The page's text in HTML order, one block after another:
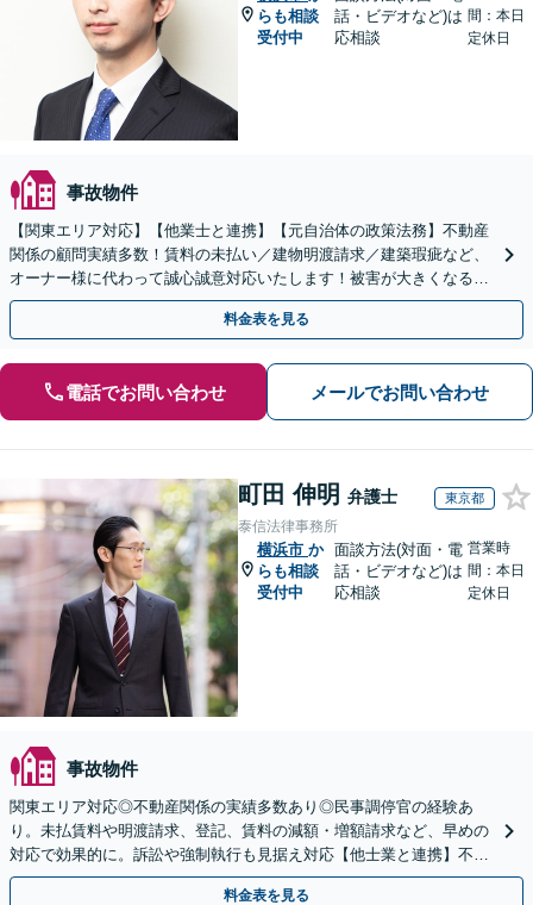
らも相談
受付中
話・ビデオなど)は
応相談
間：本日
定休日
事故物件
【関東エリア対応】【他業士と連携】【元自治体の政策法務】不動産
関係の顧問実績多数！賃料の未払い／建物明渡請求／建築瑕疵など、
オーナー様に代わって誠心誠意対応いたします！被害が大きくなる前
にご相談ください【初回来所相談30分無料】
料金表を見る
電話でお問い合わせ メールでお問い合わせ
町田 伸明 弁護士 東京都
泰信法律事務所
横浜市 か
らも相談
受付中
面談方法(対面・電
話・ビデオなど)は
応相談
営業時
間：本日
定休日
事故物件
関東エリア対応◎不動産関係の実績多数あり◎民事調停官の経験あ
り。未払賃料や明渡請求、登記、賃料の減額・増額請求など、早めの
対応で効果的に。訴訟や強制執行も見据え対応【他士業と連携】不動
産登記・税関係も対応！十数年前の仮登記抹消請求の実績も◎
料金表を見る